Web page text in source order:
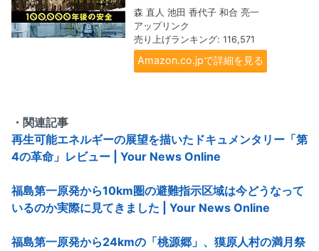
森 直人 池田 香代子 和合 亮一
アップリンク
売り上げランキング: 116,571
Amazon.co.jpで詳細を見る
・関連記事
再生可能エネルギーの展望を描いたドキュメンタリー「第
4の革命」レビュー | Your News Online
福島第一原発から10km圏の避難指示区域は今どうなって
いるのか実際に見てきました | Your News Online
福島第一原発から24kmの「桃源郷」、獏原人村の満月祭